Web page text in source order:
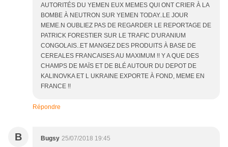
AUTORITÉS DU YEMEN EUX MEMES QUI ONT CRIER À LA
BOMBE À NEUTRON SUR YEMEN TODAY..LE JOUR
MEME.N OUBLIEZ PAS DE REGARDER LE REPORTAGE DE
PATRICK FORESTIER SUR LE TRAFIC D'URANIUM
CONGOLAIS..ET MANGEZ DES PRODUITS À BASE DE
CEREALES FRANCAISES AU MAXIMUM !! Y A QUE DES
CHAMPS DE MAÏS ET DE BLÉ AUTOUR DU DEPOT DE
KALINOVKA ET L UKRAINE EXPORTE À FOND, MEME EN
FRANCE !!
Répondre
B Bugsy 25/07/2018 19:45